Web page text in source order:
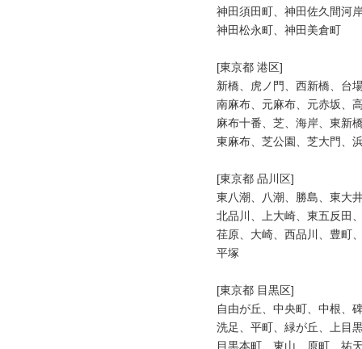
神田須田町、神田佐久間河
神田松永町、神田美倉町
[東京都 港区]
新橋、虎ノ門、西新橋、台
南麻布、元麻布、元赤坂、
麻布十番、芝、海岸、東新
東麻布、芝公園、芝大門、
[東京都 品川区]
東八潮、八潮、勝島、東大
北品川、上大崎、東五反田
荏原、大崎、西品川、豊町
平塚
[東京都 目黒区]
自由が丘、中央町、中根、
洗足、平町、緑が丘、上目
目黒本町、東山、原町、祐